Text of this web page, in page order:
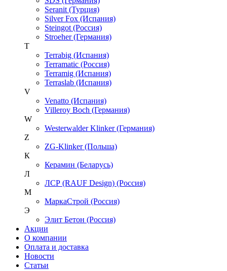
Seranit (Турция)
Silver Fox (Испания)
Steingot (Россия)
Stroeher (Германия)
T
Terrabig (Испания)
Terramatic (Россия)
Terramig (Испания)
Terraslab (Испания)
V
Venatto (Испания)
Villeroy Boch (Германия)
W
Westerwalder Klinker (Германия)
Z
ZG-Klinker (Польша)
К
Керамин (Беларусь)
Л
ЛСР (RAUF Design) (Россия)
М
МаркаСтрой (Россия)
Э
Элит Бетон (Россия)
Акции
О компании
Оплата и доставка
Новости
Статьи